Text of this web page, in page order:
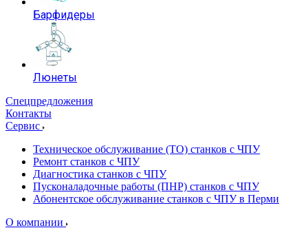
Барфидеры
Люнеты
Спецпредложения
Контакты
Сервис
Техническое обслуживание (ТО) станков с ЧПУ
Ремонт станков с ЧПУ
Диагностика станков с ЧПУ
Пусконаладочные работы (ПНР) станков с ЧПУ
Абонентское обслуживание станков с ЧПУ в Перми
О компании